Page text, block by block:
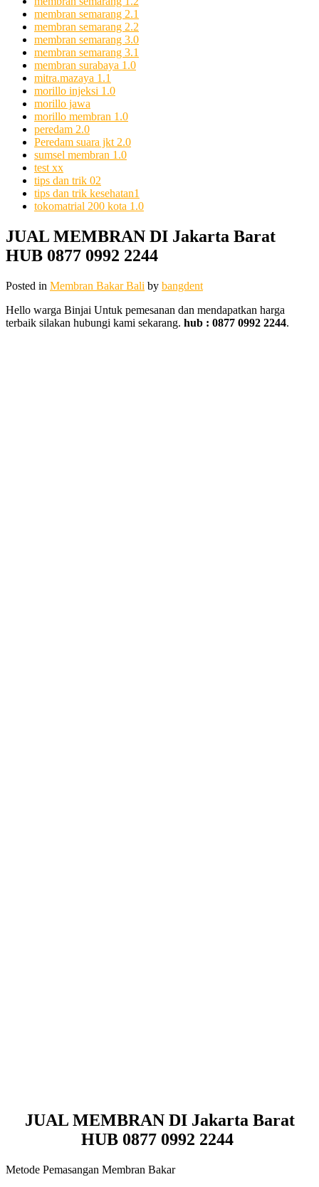
membran semarang 2.1
membran semarang 2.2
membran semarang 3.0
membran semarang 3.1
membran surabaya 1.0
mitra.mazaya 1.1
morillo injeksi 1.0
morillo jawa
morillo membran 1.0
peredam 2.0
Peredam suara jkt 2.0
sumsel membran 1.0
test xx
tips dan trik 02
tips dan trik kesehatan1
tokomatrial 200 kota 1.0
JUAL MEMBRAN DI Jakarta Barat
HUB 0877 0992 2244
Posted in Membran Bakar Bali by bangdent
Hello warga Binjai Untuk pemesanan dan mendapatkan harga
terbaik silakan hubungi kami sekarang. hub : 0877 0992 2244.
JUAL MEMBRAN DI Jakarta Barat
HUB 0877 0992 2244
Metode Pemasangan Membran Bakar